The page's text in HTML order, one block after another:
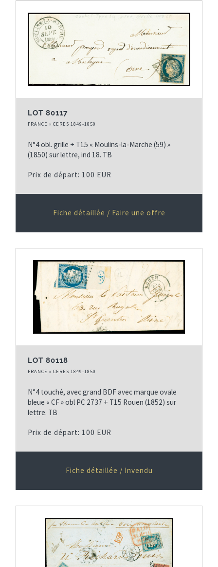
LOT 80117
FRANCE » CERES 1849-1850
N°4 obl. grille + T15 « Moulins-la-Marche (59) »
(1850) sur lettre, ind 18. TB
Prix de départ: 100 EUR
Fiche détaillée / Faire une offre
LOT 80118
FRANCE » CERES 1849-1850
N°4 touché, avec grand BDF avec marque ovale
bleue « CF » obl PC 2737 + T15 Rouen (1852) sur
lettre. TB
Prix de départ: 100 EUR
Fiche détaillée / Invendu